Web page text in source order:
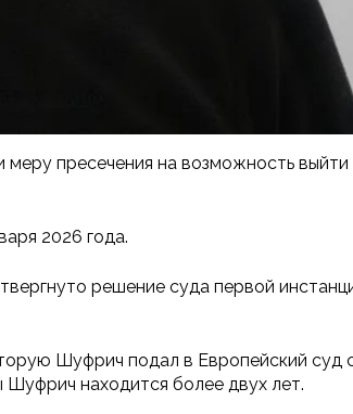
пресечения на возможность выйти
2026 года.
решение суда первой
Шуфрич подал в Европейский суд
находится более двух лет.